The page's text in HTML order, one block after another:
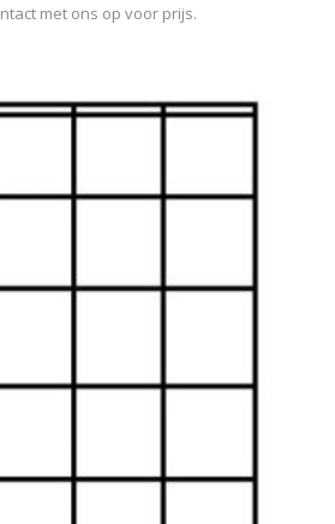
met ons op voor prijs.